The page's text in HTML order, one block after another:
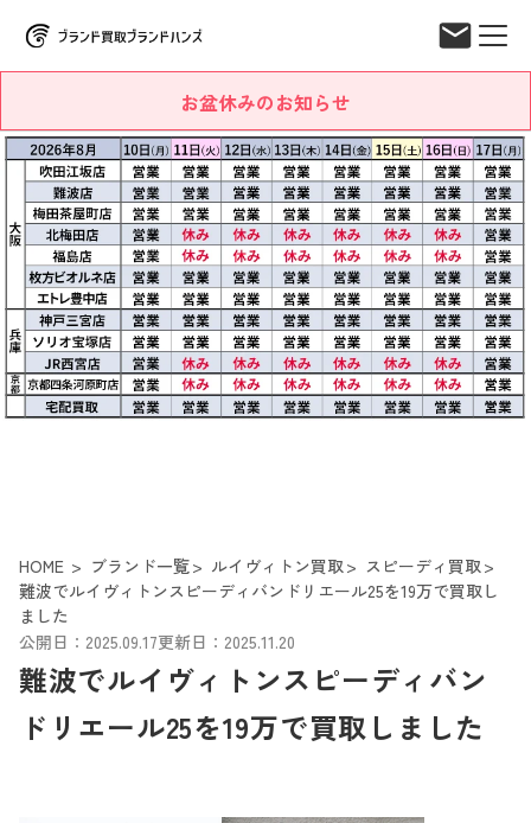
お盆休みのお知らせ
HOME ブランド一覧 ルイヴィトン買取
スピーディ買取
難波でルイヴィトンスピーディバンドリエール25を19万で買取し
ました
公開日：2025.09.17更新日：2025.11.20
難波でルイヴィトンスピーディバン
ドリエール25を19万で買取しました